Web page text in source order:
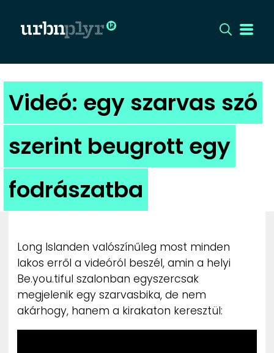
CÍMLAP
DIZÁJN
DIVAT
HIP
UTCA
ZENE
MÉDIAAJÁNLAT
IMPRESSZUM
Videó: egy szarvas szó
szerint beugrott egy
fodrászatba
Long Islanden valószínűleg most minden
lakos erről a videóról beszél, amin a helyi
Be.you.tiful szalonban egyszercsak
megjelenik egy szarvasbika, de nem
akárhogy, hanem a kirakaton keresztül: